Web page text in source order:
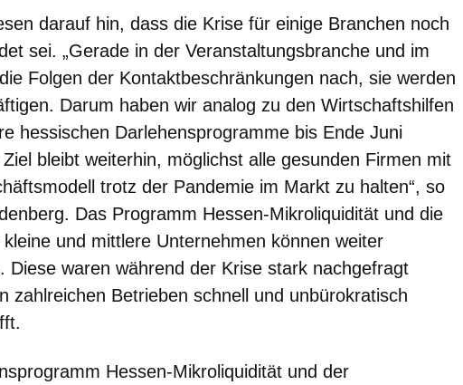
darauf hin, dass die Krise für einige Branchen noch
sei. „Gerade in der Veranstaltungsbranche und im
Folgen der Kontaktbeschränkungen nach, sie werden
Darum haben wir analog zu den Wirtschaftshilfen
hessischen Darlehensprogramme bis Ende Juni
bleibt weiterhin, möglichst alle gesunden Firmen mit
trotz der Pandemie im Markt zu halten“, so
Das Programm Hessen-Mikroliquidität und die
und mittlere Unternehmen können weiter
Diese waren während der Krise stark nachgefragt
zahlreichen Betrieben schnell und unbürokratisch
Hessen-Mikroliquidität und der